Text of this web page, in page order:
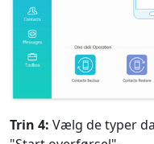
Trin 4: Vælg de typer